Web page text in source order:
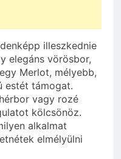
illeszkednie
elegáns vörösbor,
Merlot, mélyebb,
estét támogat.
vagy rozé
kölcsönöz.
alkalmat
elmélyülni